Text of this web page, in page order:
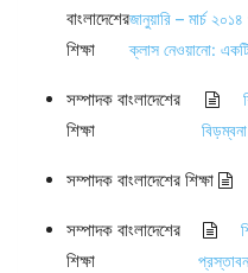
বাংলাদেশের
শিক্ষা
জানুয়ারি – মার্চ ২০১৪
ক্লাস নেওয়ানো:
সম্পাদক বাংলাদেশের
শিক্ষা
বিড়ম্বনা
সম্পাদক বাংলাদেশের শিক্ষা
সম্পাদক বাংলাদেশের
শিক্ষা